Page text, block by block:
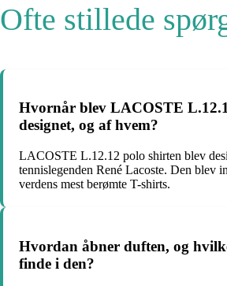
Ofte stillede
Hvornår blev LACOSTE
designet, og af hvem?
LACOSTE L.12.12 polo shirten blev
tennislegenden René Lacoste. Den blev
verdens mest berømte T-shirts.
Hvordan åbner duften, og
finde i den?